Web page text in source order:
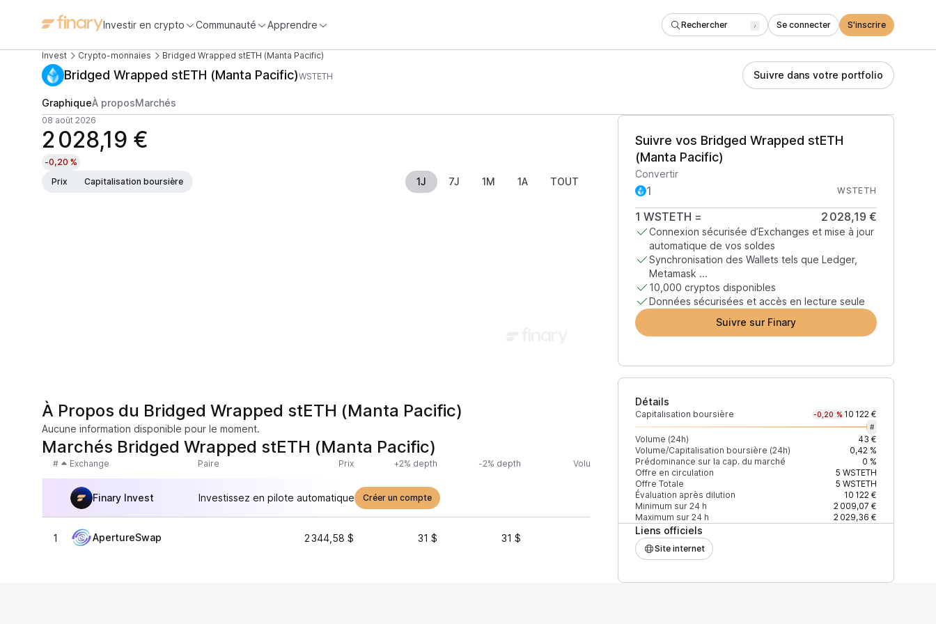
Investir en crypto Communauté Apprendre Rechercher / Se connecter S'inscrire
Invest Crypto-monnaies Bridged Wrapped stETH (Manta Pacific)
Bridged Wrapped stETH (Manta Pacific)WSTETH Suivre dans votre portfolio
GraphiqueÀ proposMarchés
08 août 2026
2 028,19 €
-0,20 %
Prix
Capitalisation boursière 1J 7J 1M 1A TOUT
Suivre vos Bridged Wrapped stETH
(Manta Pacific)
Convertir
WSTETH
1 WSTETH = 2 028,19 €
Connexion sécurisée d’Exchanges et mise à jour
automatique de vos soldes
Synchronisation des Wallets tels que Ledger,
Metamask ...
10,000 cryptos disponibles
Données sécurisées et accès en lecture seule
Suivre sur Finary
Détails
Capitalisation boursière -0,20 % 10 122 €
#
Volume (24h)
43 €
Volume/Capitalisation boursière (24h)
0,42 %
Prédominance sur la cap. du marché
0 %
Offre en circulation
5 WSTETH
Offre Totale
5 WSTETH
Évaluation après dilution
10 122 €
Minimum sur 24 h
2 009,07 €
Maximum sur 24 h
2 029,36 €
Liens officiels
Site internet
À Propos du Bridged Wrapped stETH (Manta Pacific)
Aucune information disponible pour le moment.
Marchés Bridged Wrapped stETH (Manta Pacific)
# Exchange Paire Prix +2% depth -2% depth Volume (24h) % du volume Confiance Mis à jour
Finary Invest Investissez en pilote automatique Créer un compte
1 ApertureSwap 2 344,58 $ 31 $ 31 $ 100 %